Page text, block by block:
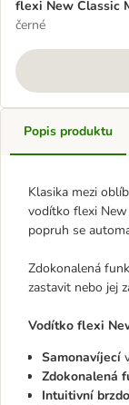
flexi New Classic
5 m / 25 kg
černé
Popis produktu
Klasika mezi
vodítko flexi
popruh se
Zdokonalená
zastavit nebo jej
Vodítko flexi
Samonavíjecí
Zdokonalená
Intuitivní